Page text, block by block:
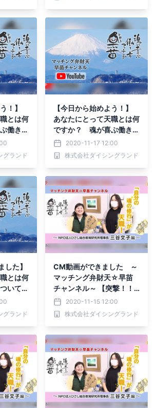
！】
とは何
働き方
☆早
グランド
【今日から始めよう！】
あなたにとって天職とは何
ですか？ 魂が喜ぶ働き方
～マッチング弁財天☆早
苗チャンネル～
2020-11-17 12:00
株式会社ダイシングランド
した】
とは何
いてお
画」～
ぞヒ
いね
グランド
CM動画ができました ～
マッチング弁財天☆早苗
チャンネル～ 【突撃！！
マッチング弁財天がお薦め
する天職訪問】
2020-11-15 12:00
株式会社ダイシングランド